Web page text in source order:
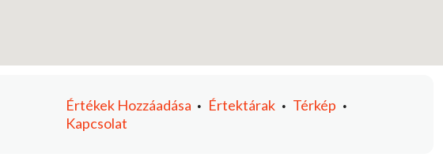
Értékek Hozzáadása • Értektárak • Térkép •
Kapcsolat